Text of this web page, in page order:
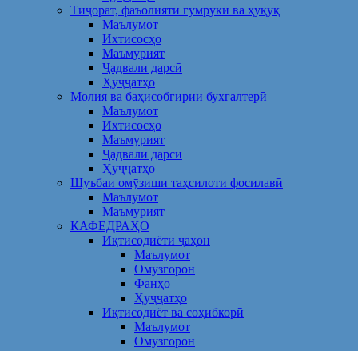
Тиҷорат, фаъолияти гумрукӣ ва ҳуқуқ
Маълумот
Ихтисосҳо
Маъмурият
Ҷадвали дарсӣ
Ҳуҷҷатҳо
Молия ва баҳисобгирии бухгалтерӣ
Маълумот
Ихтисосҳо
Маъмурият
Ҷадвали дарсӣ
Ҳуҷҷатҳо
Шуъбаи омӯзиши таҳсилоти фосилавӣ
Маълумот
Маъмурият
КАФЕДРАҲО
Иқтисодиёти ҷаҳон
Маълумот
Омузгорон
Фанҳо
Ҳуҷҷатҳо
Иқтисодиёт ва соҳибкорӣ
Маълумот
Омузгорон